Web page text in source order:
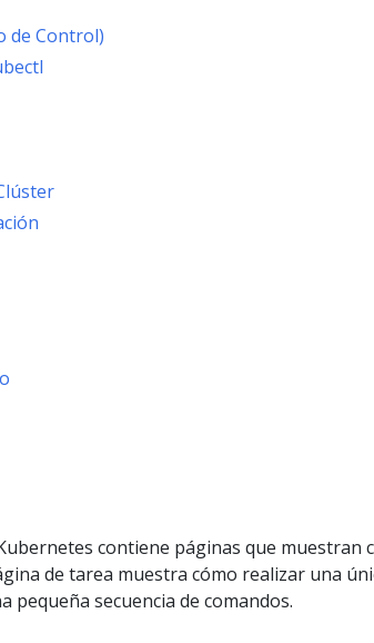
de Control)
contiene páginas que muestran
de tarea muestra cómo realizar una
secuencia de comandos.